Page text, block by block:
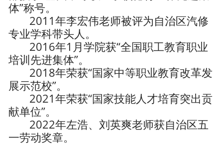
体”称号。
2011年李宏伟老师被评为自治区汽修
专业学科带头人。
2016年1月学院获“全国职工教育职业
培训先进集体”。
2018年荣获“国家中等职业教育改革发
展示范校”。
2021年荣获“国家技能人才培育突出贡
献单位”。
2022年左浩、刘英爽老师获自治区五
一劳动奖章。